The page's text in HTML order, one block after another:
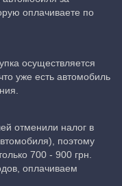
оплачиваете по
осуществляется
уже есть автомобиль
отменили налог в
поэтому
700 - 900 грн.
оплачиваем